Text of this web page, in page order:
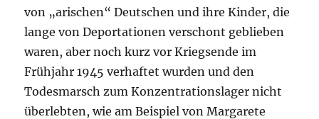
von „arischen“ Deutschen und ihre Kinder, die
lange von Deportationen verschont geblieben
waren, aber noch kurz vor Kriegsende im
Frühjahr 1945 verhaftet wurden und den
Todesmarsch zum Konzentrationslager nicht
überlebten, wie am Beispiel von Margarete